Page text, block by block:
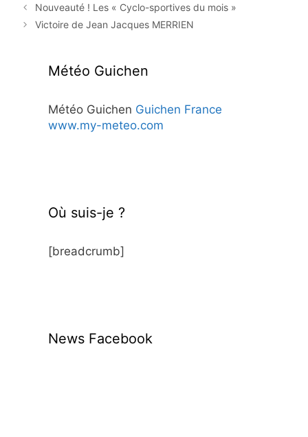
Nouveauté ! Les « Cyclo-sportives du mois »
Victoire de Jean Jacques MERRIEN
Météo Guichen
Météo Guichen Guichen France
www.my-meteo.com
Où suis-je ?
[breadcrumb]
News Facebook